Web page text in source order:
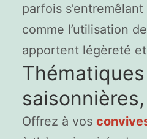
parfois
comme l’utilisation
apportent légèreté
Offrez à vos